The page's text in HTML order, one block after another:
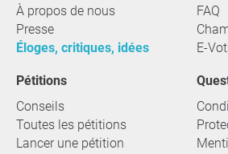
À propos de nous
Presse
Éloges, critiques, idées
FAQ
E-
Pétitions
Conseils
Toutes les pétitions
Lancer une pétition